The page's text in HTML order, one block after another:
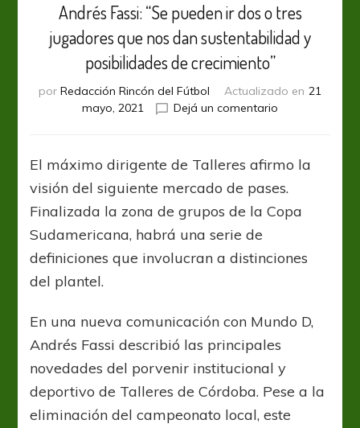
Andrés Fassi: “Se pueden ir dos o tres
jugadores que nos dan sustentabilidad y
posibilidades de crecimiento”
por Redacción Rincón del Fútbol Actualizado en 21
mayo, 2021
Dejá un comentario
pueden
ir
dos
jugadores
sustentabilidad
y
de
crecimiento”
El máximo dirigente de Talleres afirmo la
visión del siguiente mercado de pases.
Finalizada la zona de grupos de la Copa
Sudamericana, habrá una serie de
definiciones que involucran a distinciones
del plantel.
En una nueva comunicación con Mundo D,
Andrés Fassi describió las principales
novedades del porvenir institucional y
deportivo de Talleres de Córdoba. Pese a la
eliminación del campeonato local, este